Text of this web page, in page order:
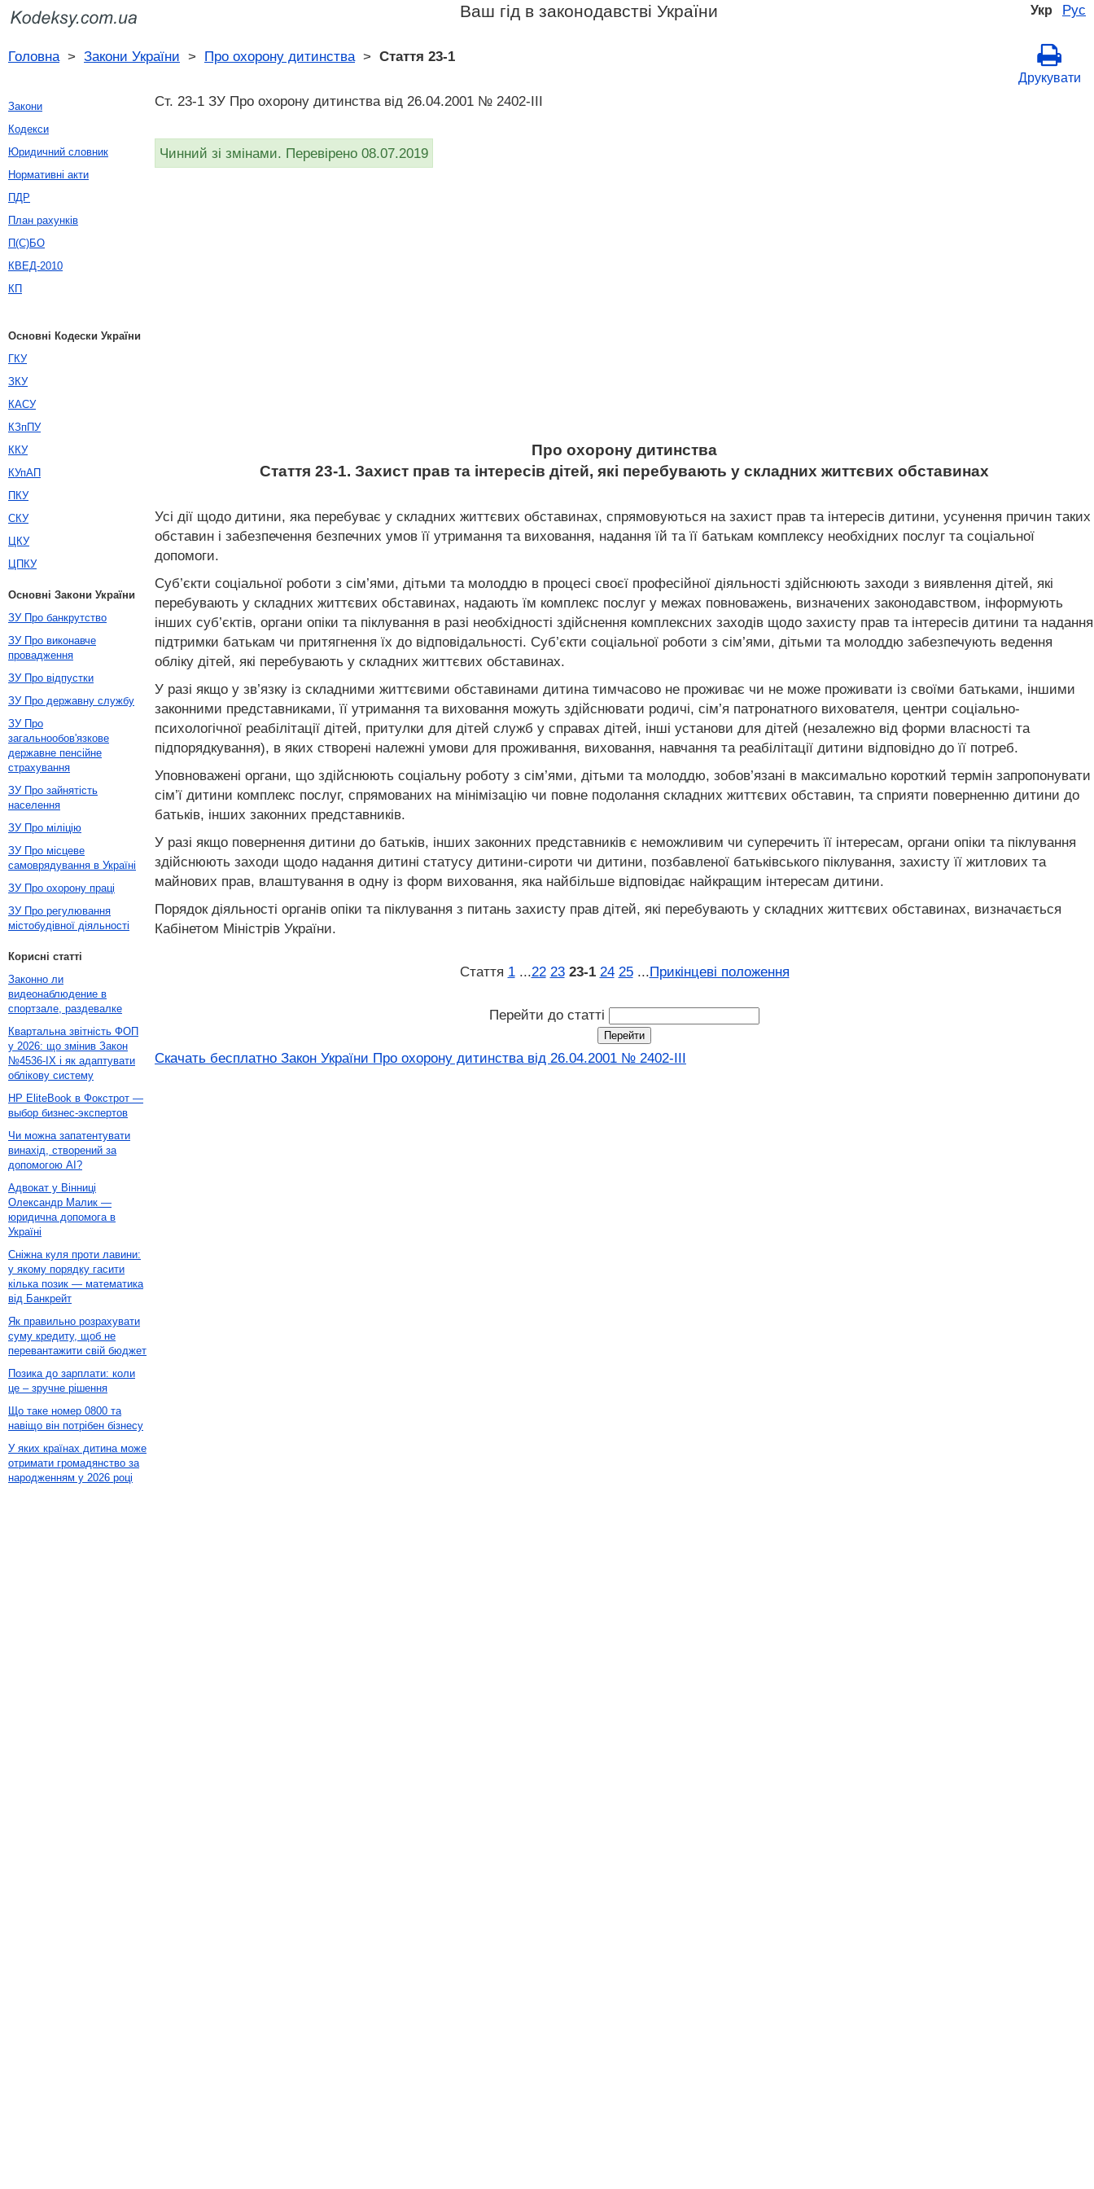
Укр Рус
Ваш гід в законодавстві України
Головна> Закони України > Про охорону дитинства> Стаття 23-1
Друкувати
Ст. 23-1 ЗУ Про охорону дитинства від 26.04.2001 № 2402-III
Чинний зі змінами. Перевірено 08.07.2019
Про охорону дитинства
Стаття 23-1. Захист прав та інтересів дітей, які перебувають у складних життєвих обставинах
Усі дії щодо дитини, яка перебуває у складних життєвих обставинах, спрямовуються на захист прав та інтересів дитини, усунення причин таких
обставин і забезпечення безпечних умов її утримання та виховання, надання їй та її батькам комплексу необхідних послуг та соціальної
допомоги.
Суб’єкти соціальної роботи з сім’ями, дітьми та молоддю в процесі своєї професійної діяльності здійснюють заходи з виявлення дітей, які
перебувають у складних життєвих обставинах, надають їм комплекс послуг у межах повноважень, визначених законодавством, інформують
інших суб’єктів, органи опіки та піклування в разі необхідності здійснення комплексних заходів щодо захисту прав та інтересів дитини та надання
підтримки батькам чи притягнення їх до відповідальності. Суб’єкти соціальної роботи з сім’ями, дітьми та молоддю забезпечують ведення
обліку дітей, які перебувають у складних життєвих обставинах.
У разі якщо у зв’язку із складними життєвими обставинами дитина тимчасово не проживає чи не може проживати із своїми батьками, іншими
законними представниками, її утримання та виховання можуть здійснювати родичі, сім’я патронатного вихователя, центри соціально-
психологічної реабілітації дітей, притулки для дітей служб у справах дітей, інші установи для дітей (незалежно від форми власності та
підпорядкування), в яких створені належні умови для проживання, виховання, навчання та реабілітації дитини відповідно до її потреб.
Уповноважені органи, що здійснюють соціальну роботу з сім’ями, дітьми та молоддю, зобов’язані в максимально короткий термін запропонувати
сім’ї дитини комплекс послуг, спрямованих на мінімізацію чи повне подолання складних життєвих обставин, та сприяти поверненню дитини до
батьків, інших законних представників.
У разі якщо повернення дитини до батьків, інших законних представників є неможливим чи суперечить її інтересам, органи опіки та піклування
здійснюють заходи щодо надання дитині статусу дитини-сироти чи дитини, позбавленої батьківського піклування, захисту її житлових та
майнових прав, влаштування в одну із форм виховання, яка найбільше відповідає найкращим інтересам дитини.
Порядок діяльності органів опіки та піклування з питань захисту прав дітей, які перебувають у складних життєвих обставинах, визначається
Кабінетом Міністрів України.
Стаття 1 ...22 23 23‑1 24 25 ...Прикінцеві положення
Перейти до статті
Скачать бесплатно Закон України Про охорону дитинства від 26.04.2001 № 2402-III
Закони
Кодекси
Юридичний словник
Нормативні акти
ПДР
План рахунків
П(С)БО
КВЕД-2010
КП
Основні Кодески України
ГКУ
ЗКУ
КАСУ
КЗпПУ
ККУ
КУпАП
ПКУ
СКУ
ЦКУ
ЦПКУ
Основні Закони України
ЗУ Про банкрутство
ЗУ Про виконавче
провадження
ЗУ Про відпустки
ЗУ Про державну службу
ЗУ Про
загальнообов'язкове
державне пенсійне
страхування
ЗУ Про зайнятість
населення
ЗУ Про міліцію
ЗУ Про місцеве
самоврядування в Україні
ЗУ Про охорону праці
ЗУ Про регулювання
містобудівної діяльності
Корисні статті
Законно ли
видеонаблюдение в
спортзале, раздевалке
Квартальна звітність ФОП
у 2026: що змінив Закон
№4536-IX і як адаптувати
облікову систему
HP EliteBook в Фокстрот —
выбор бизнес-экспертов
Чи можна запатентувати
винахід, створений за
допомогою AI?
Адвокат у Вінниці
Олександр Малик —
юридична допомога в
Україні
Сніжна куля проти лавини:
у якому порядку гасити
кілька позик — математика
від Банкрейт
Як правильно розрахувати
суму кредиту, щоб не
перевантажити свій бюджет
Позика до зарплати: коли
це – зручне рішення
Що таке номер 0800 та
навіщо він потрібен бізнесу
У яких країнах дитина може
отримати громадянство за
народженням у 2026 році